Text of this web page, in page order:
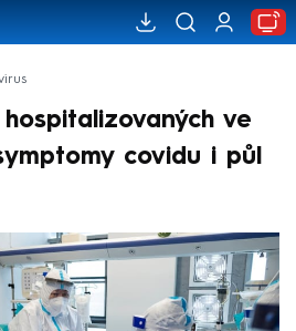
ve
covidu i půl